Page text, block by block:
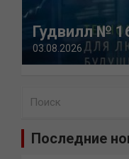
Гудвилл №
03.08.2026
Последние